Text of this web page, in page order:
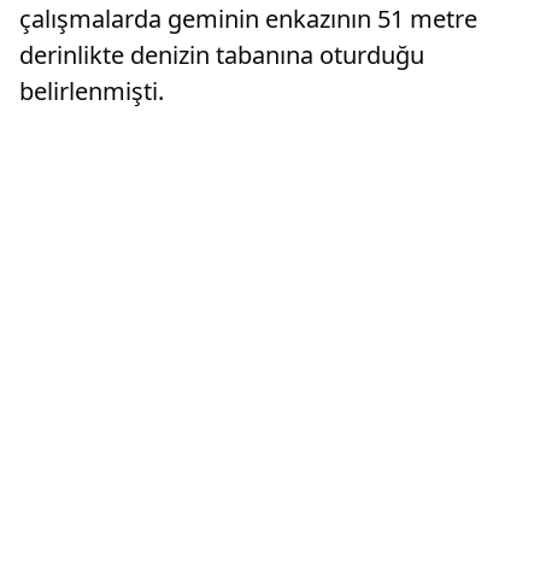
çalışmalarda geminin enkazının 51 metre
derinlikte denizin tabanına oturduğu
belirlenmişti.